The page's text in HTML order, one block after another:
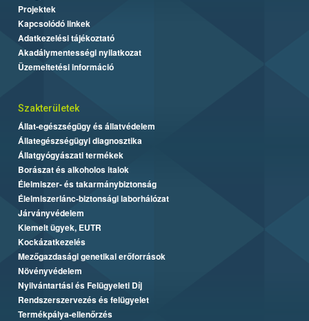
Projektek
Kapcsolódó linkek
Adatkezelési tájékoztató
Akadálymentességi nyilatkozat
Üzemeltetési információ
Szakterületek
Állat-egészségügy és állatvédelem
Állategészségügyi diagnosztika
Állatgyógyászati termékek
Borászat és alkoholos italok
Élelmiszer- és takarmánybiztonság
Élelmiszerlánc-biztonsági laborhálózat
Járványvédelem
Kiemelt ügyek, EUTR
Kockázatkezelés
Mezőgazdasági genetikai erőforrások
Növényvédelem
Nyilvántartási és Felügyeleti Díj
Rendszerszervezés és felügyelet
Termékpálya-ellenőrzés